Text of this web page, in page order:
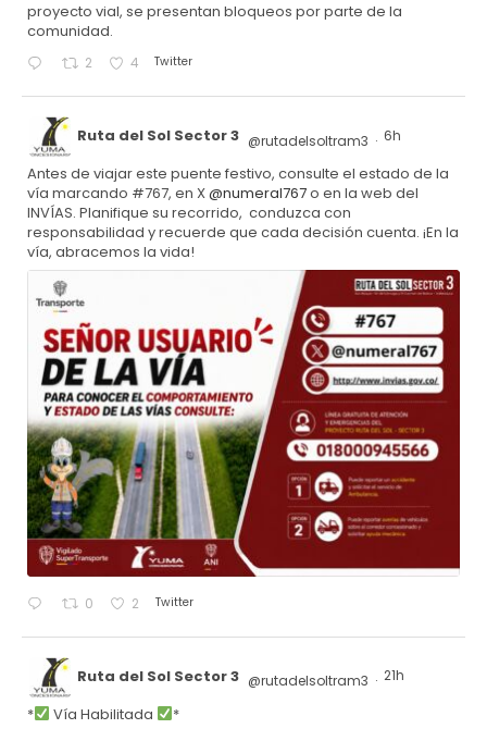
proyecto vial, se presentan bloqueos por parte de la
comunidad.
2 4 Twitter
Ruta del Sol Sector 3 @rutadelsoltram3 · 6h
Antes de viajar este puente festivo, consulte el estado de la
vía marcando #767, en X@numeral767o en la web del
INVÍAS. Planifique su recorrido, conduzca con
responsabilidad y recuerde que cada decisión cuenta. ¡En la
vía, abracemos la vida!
0 2 Twitter
Ruta del Sol Sector 3 @rutadelsoltram3 · 21h
* Vía Habilitada
*